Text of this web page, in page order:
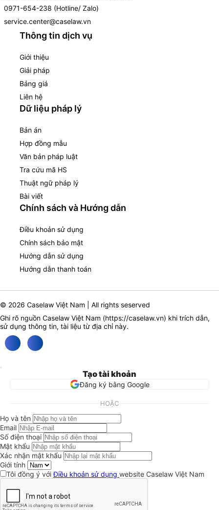
0971-654-238 (Hotline/ Zalo)
service.center@caselaw.vn
Thông tin dịch vụ
Giới thiệu
Giải pháp
Bảng giá
Liên hệ
Dữ liệu pháp lý
Bản án
Hợp đồng mẫu
Văn bản pháp luật
Tra cứu mã HS
Thuật ngữ pháp lý
Bài viết
Chính sách và Hướng dẫn
Điều khoản sử dụng
Chính sách bảo mật
Hướng dẫn sử dụng
Hướng dẫn thanh toán
© 2026 Caselaw Việt Nam | All rights seserved
Ghi rõ nguồn Caselaw Việt Nam (https://caselaw.vn) khi trích dẫn,
sử dụng thông tin, tài liệu từ địa chỉ này.
Tạo tài khoản
Đăng ký bằng Google
HOẶC
Họ và tên
Email
Số điện thoại
Mật khẩu
Xác nhận mật khẩu
Giới tính
Tôi đồng ý vớiĐiều khoản sử dụng website Caselaw Việt Nam